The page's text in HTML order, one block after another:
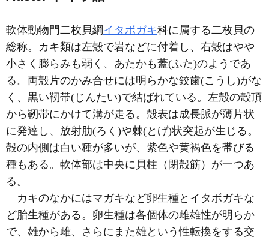
軟体動物門二枚貝綱 イタボガキ科に属する二枚貝の
総称。カキ類は左殻で岩などに付着し、右殻はやや
小さく膨らみも弱く、あたかも蓋(ふた)のようであ
る。両殻片のかみ合せには明らかな鉸歯(こうし)がな
く、黒い靭帯(じんたい)で結ばれている。左殻の殻頂
から靭帯にかけて溝が走る。殻表は成長脈が薄片状
に発達し、放射肋(ろく)や棘(とげ)状突起が生じる。
殻の内側は白い種が多いが、紫色や黄褐色を帯びる
種もある。軟体部は中央に貝柱（閉殻筋）が一つあ
る。
カキのなかにはマガキなど卵生種とイタボガキな
ど胎生種がある。卵生種は各個体の雌雄性が明らか
で、雄から雌、さらにまた雄という性転換をする交